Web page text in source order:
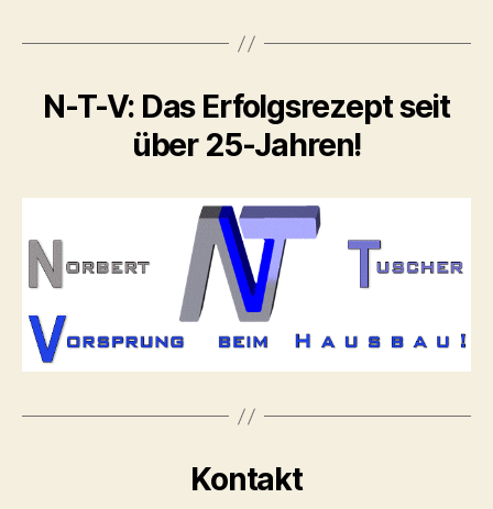
N-T-V: Das Erfolgsrezept seit
über 25-Jahren!
Kontakt